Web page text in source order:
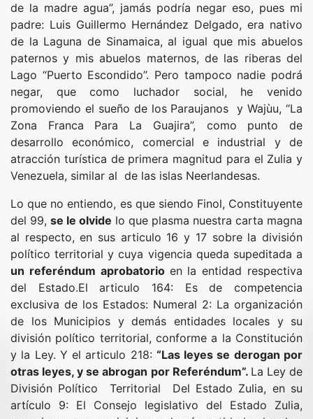
de la madre agua”, jamás podría negar eso, pues mi
padre: Luis Guillermo Hernández Delgado, era nativo
de la Laguna de Sinamaica, al igual que mis abuelos
paternos y mis abuelos maternos, de las riberas del
Lago “Puerto Escondido”. Pero tampoco nadie podrá
negar, que como luchador social, he venido
promoviendo el sueño de los Paraujanos y Wajùu, “La
Zona Franca Para La Guajira”, como punto de
desarrollo económico, comercial e industrial y de
atracción turística de primera magnitud para el Zulia y
Venezuela, similar al de las islas Neerlandesas.
Lo que no entiendo, es que siendo Finol, Constituyente
del 99, se le olvide lo que plasma nuestra carta magna
al respecto, en sus articulo 16 y 17 sobre la división
político territorial y cuya vigencia queda supeditada a
un referéndum aprobatorio en la entidad respectiva
del Estado.El articulo 164: Es de competencia
exclusiva de los Estados: Numeral 2: La organización
de los Municipios y demás entidades locales y su
división político territorial, conforme a la Constitución
y la Ley. Y el articulo 218: “Las leyes se derogan por
otras leyes, y se abrogan por Referéndum”. La Ley de
División Político Territorial Del Estado Zulia, en su
artículo 9: El Consejo legislativo del Estado Zulia,